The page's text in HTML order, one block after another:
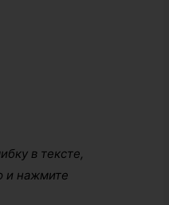
в тексте,
и нажмите